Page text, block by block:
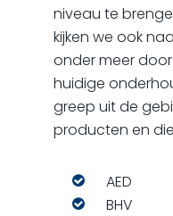
niveau te
kijken we ook
onder meer
huidige
greep uit de
producten en
AED
BHV